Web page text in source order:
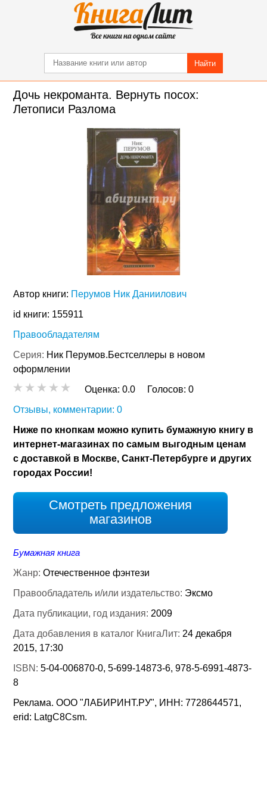
Найти
Дочь некроманта. Вернуть посох:
Летописи Разлома
Автор книги: Перумов Ник Даниилович
id книги: 155911
Правообладателям
Серия: Ник Перумов.Бестселлеры в новом
оформлении
Оценка:0.0 Голосов:0
Отзывы, комментарии: 0
Ниже по кнопкам можно купить бумажную книгу в
интернет-магазинах по самым выгодным ценам
с доставкой в Москве, Санкт-Петербурге и других
городах России!
Смотреть предложения
магазинов
Бумажная книга
Жанр:Отечественное фэнтези
Правообладатель и/или издательство: Эксмо
Дата публикации, год издания: 2009
Дата добавления в каталог КнигаЛит: 24 декабря
2015, 17:30
ISBN:5-04-006870-0, 5-699-14873-6, 978-5-6991-4873-
8
Реклама. ООО "ЛАБИРИНТ.РУ", ИНН: 7728644571,
erid: LatgC8Csm.